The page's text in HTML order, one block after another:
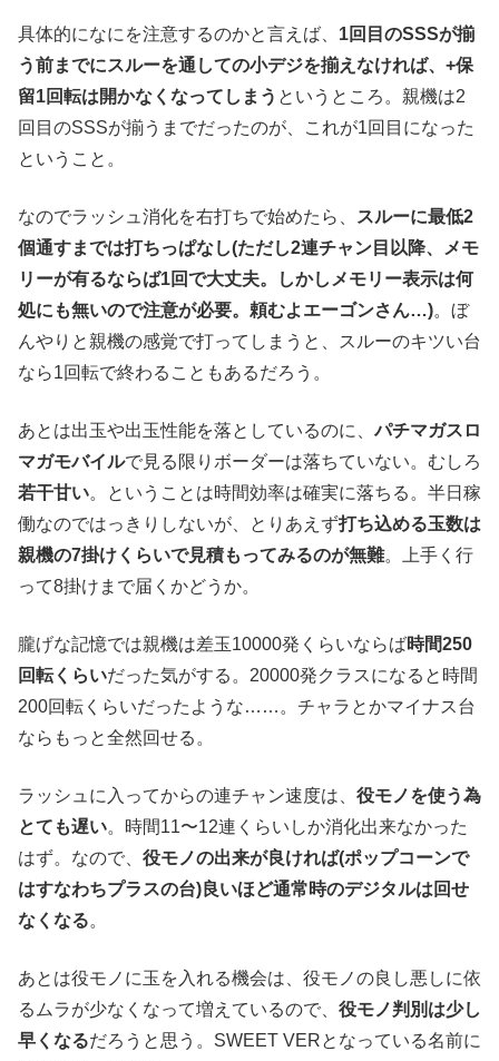
具体的になにを注意するのかと言えば、 1回目のSSSが揃
う前までにスルーを通しての小デジを揃えなければ、+保
留1回転は開かなくなってしまう というところ。親機は2
回目のSSSが揃うまでだったのが、これが1回目になった
ということ。
なのでラッシュ消化を右打ちで始めたら、
スルーに最低2
個通すまでは打ちっぱなし(ただし2連チャン目以降、メモ
リーが有るならば1回で大丈夫。しかしメモリー表示は何
処にも無いので注意が必要。頼むよエーゴンさん…)。ぼ
んやりと親機の感覚で打ってしまうと、スルーのキツい台
なら1回転で終わることもあるだろう。
あとは出玉や出玉性能を落としているのに、パチマガスロ
マガモバイルで見る限りボーダーは落ちていない。むしろ
若干甘い。ということは時間効率は確実に落ちる。半日稼
働なのではっきりしないが、とりあえず打ち込める玉数は
親機の7掛けくらいで見積もってみるのが無難。上手く行
って8掛けまで届くかどうか。
朧げな記憶では親機は差玉10000発くらいならば時間250
回転くらいだった気がする。20000発クラスになると時間
200回転くらいだったような……。チャラとかマイナス台
ならもっと全然回せる。
ラッシュに入ってからの連チャン速度は、 役モノを使う為
とても遅い。時間11〜12連くらいしか消化出来なかった
はず。なので、 役モノの出来が良ければ(ポップコーンで
はすなわちプラスの台)良いほど通常時のデジタルは回せ
なくなる。
あとは役モノに玉を入れる機会は、役モノの良し悪しに依
るムラが少なくなって増えているので、 役モノ判別は少し
早くなるだろうと思う。SWEET VERとなっている名前に